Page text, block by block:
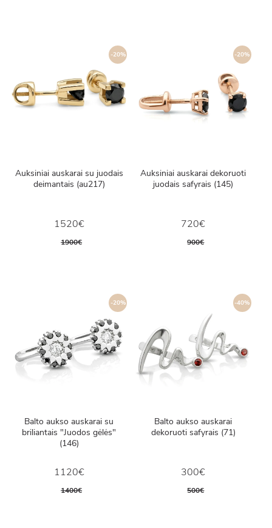
-20%
Auksiniai auskarai su juodais
deimantais (au217)
1520€
1900€
-20%
Auksiniai auskarai dekoruoti
juodais safyrais (145)
720€
900€
-20%
Balto aukso auskarai su
briliantais "Juodos gėlės"
(146)
1120€
1400€
-40%
Balto aukso auskarai
dekoruoti safyrais (71)
300€
500€